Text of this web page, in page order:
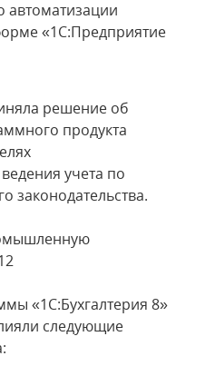
автоматизации
«1С:Предприятие
решение об
продукта
учета по
законодательства.
«1С:Бухгалтерия 8»
следующие